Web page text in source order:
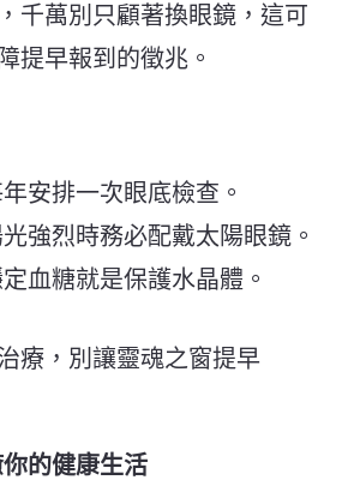
千萬別只顧著換眼鏡，這可
提早報到的徵兆。
安排一次眼底檢查。
強烈時務必配戴太陽眼鏡。
血糖就是保護水晶體。
療，別讓靈魂之窗提早
的健康生活